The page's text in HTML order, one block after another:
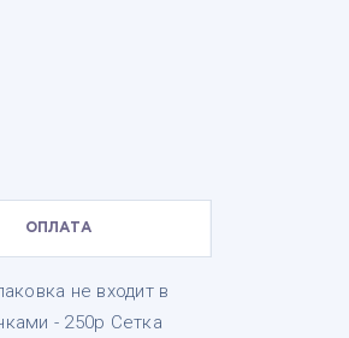
ОПЛАТА
не входит в
- 250р Сетка